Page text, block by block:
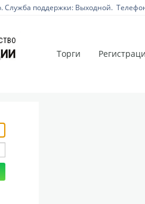
Служба поддержки: Выходной.
Торги